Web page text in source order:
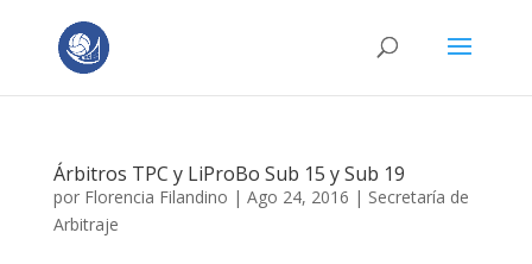
Árbitros TPC y LiProBo Sub 15 y Sub 19
por Florencia Filandino | Ago 24, 2016 | Secretaría de
Arbitraje